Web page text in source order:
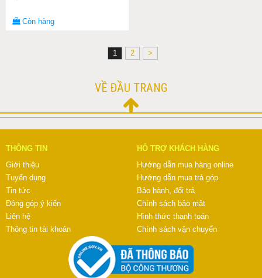
Còn hàng
1 2 >
VỀ ĐẦU TRANG
THÔNG TIN
Giới thiệu
Tuyển dụng
Tin tức
Đóng góp ý kiến
Liên hệ
Thông tin tài khoản
HỖ TRỢ KHÁCH HÀNG
Hướng dẫn mua hàng online
Hướng dẫn mua trả góp
Bảo hành, đổi trả
Chính sách bảo mật
Hình thức thanh toán
Chính sách vận chuyển